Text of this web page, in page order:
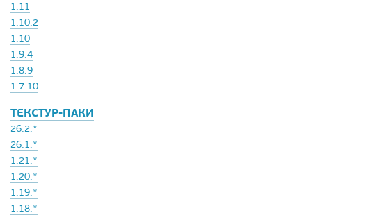
1.11
1.10.2
1.10
1.9.4
1.8.9
1.7.10
ТЕКСТУР-ПАКИ
26.2.*
26.1.*
1.21.*
1.20.*
1.19.*
1.18.*